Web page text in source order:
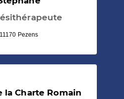
Pezens
la Charte Romain